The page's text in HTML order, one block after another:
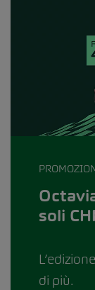
soli
di più.